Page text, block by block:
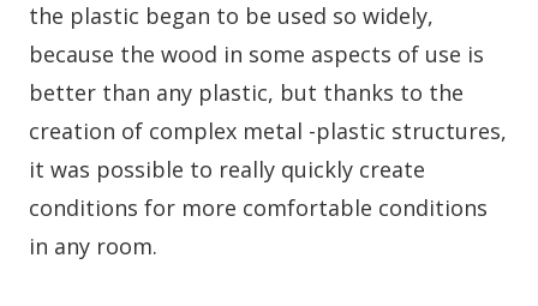
the plastic began to be used so widely,
because the wood in some aspects of use is
better than any plastic, but thanks to the
creation of complex metal -plastic structures,
it was possible to really quickly create
conditions for more comfortable conditions
in any room.